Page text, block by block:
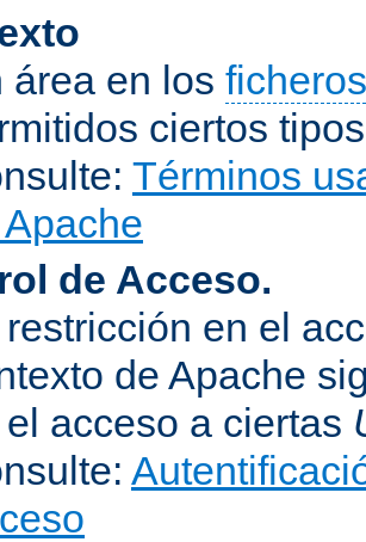
área en los
ciertos
Términos
de Acceso.
restricción en el
de Apache
acceso a ciertas